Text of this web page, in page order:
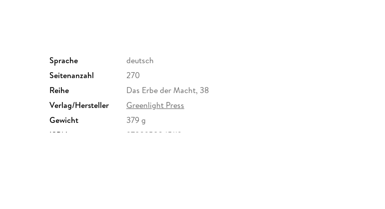
Sprache
deutsch
Seitenanzahl
270
Reihe
Das Erbe der Macht, 38
Verlag/Hersteller
Greenlight Press
Gewicht
379 g
ISBN 9783958345119